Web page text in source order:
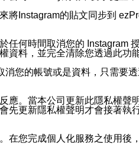
Instagram的貼文同步到
任何時間取消您的
料，並完全清除您透過此功
您的帳號或是資料，只需要
。當本公司更新此隱私權
先更新隱私權聲明才會接著
您完成個人化服務之使用